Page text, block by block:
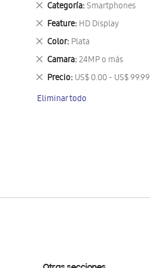
Categoría Smartphones
Eliminar
este
artículo
Feature HD Display
Eliminar
este
artículo
Color Plata
Eliminar
este
artículo
Camara 24MP o más
Eliminar
este
artículo
Precio US$ 0.00 - US$ 99.99
Eliminar
artículo
Eliminar todo